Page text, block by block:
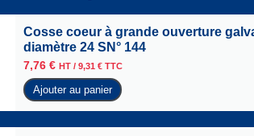
Cosse coeur à grande ouverture
diamètre 24 SN° 144
7,76 € HT / 9,31 € TTC
Ajouter au panier